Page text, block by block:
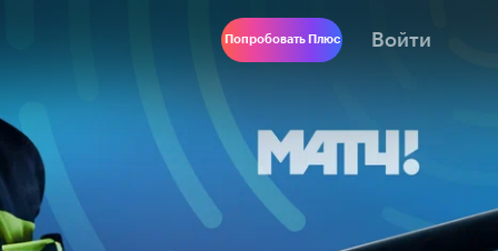
Попробовать Плюс Войти